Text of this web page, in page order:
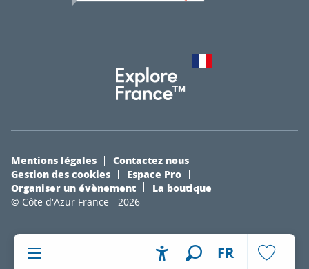
FR
© Côte d'Azur France - 2026
Mentions légales
Contactez nous
Gestion des cookies
Espace Pro
Organiser un évènement
La boutique